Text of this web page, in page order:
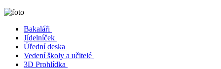
Bakaláři
Jídelníček
Úřední deska
Vedení školy a učitelé
3D Prohlídka